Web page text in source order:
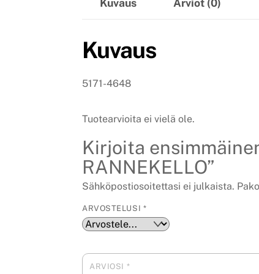
Kuvaus Arviot (0)
Kuvaus
5171-4648
Tuotearvioita ei vielä ole.
Kirjoita
RANNEKELLO”
Sähköpostiosoitettasi ei julkaista.
ARVOSTELUSI *
ARVIOSI *